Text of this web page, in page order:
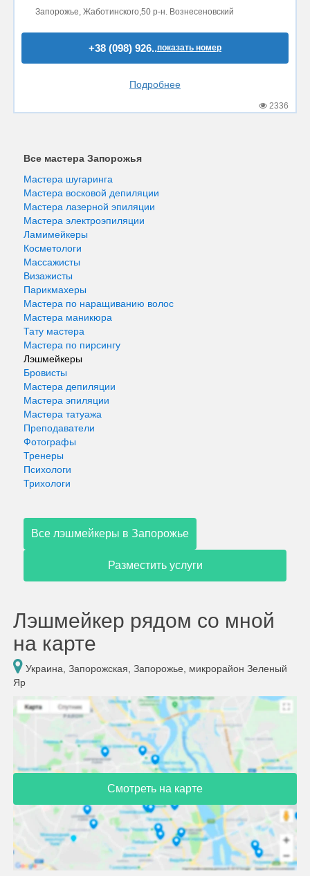
Запорожье, Жаботинского,50 р-н. Вознесеновский
+38 (098) 926..показать номер
Подробнее
2336
Все мастера Запорожья
Мастера шугаринга
Мастера восковой депиляции
Мастера лазерной эпиляции
Мастера электроэпиляции
Ламимейкеры
Косметологи
Массажисты
Визажисты
Парикмахеры
Мастера по наращиванию волос
Мастера маникюра
Тату мастера
Мастера по пирсингу
Лэшмейкеры
Бровисты
Мастера депиляции
Мастера эпиляции
Мастера татуажа
Преподаватели
Фотографы
Тренеры
Психологи
Трихологи
Все лэшмейкеры в Запорожье
Разместить услуги
Лэшмейкер рядом со мной
на карте
Украина, Запорожская, Запорожье, микрорайон Зеленый
Яр
Смотреть на карте